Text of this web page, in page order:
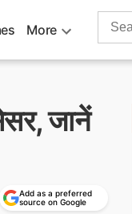
More
Search
जानें
Add as a preferred
source on Google